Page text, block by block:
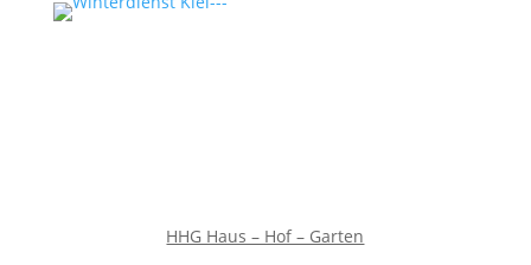
HHG Haus – Hof – Garten